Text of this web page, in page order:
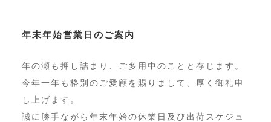
年末年始営業日のご案内
年の瀬も押し詰まり、ご多用中のことと存じます。
今年一年も格別のご愛顧を賜りまして、厚く御礼申
し上げます。
誠に勝手ながら年末年始の休業日及び出荷スケジュ